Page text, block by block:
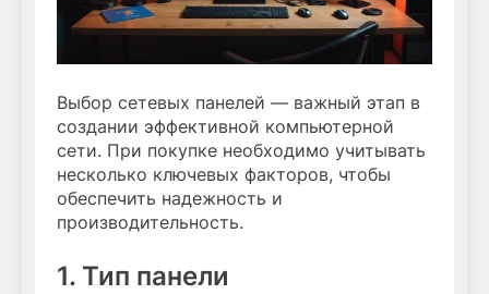
Выбор сетевых панелей — важный этап в
создании эффективной компьютерной
сети. При покупке необходимо учитывать
несколько ключевых факторов, чтобы
обеспечить надежность и
производительность.
1. Тип панели